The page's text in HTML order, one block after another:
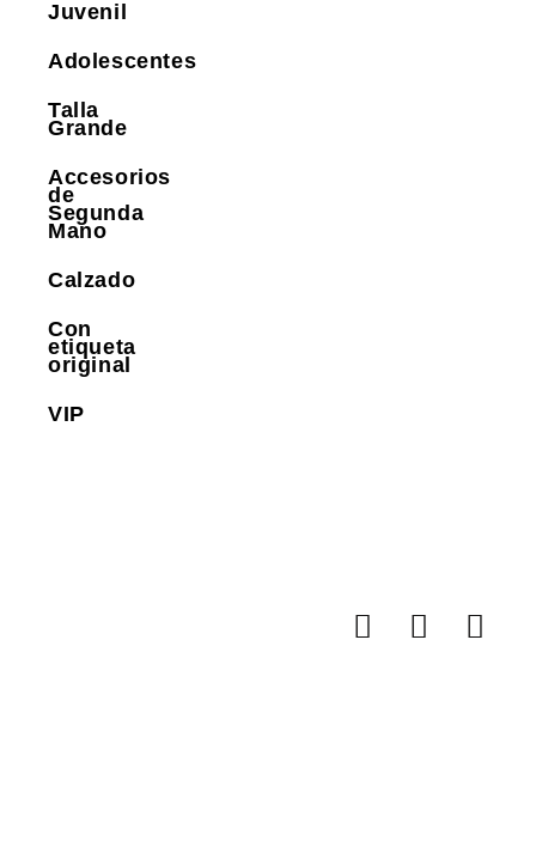
Juvenil
Adolescentes
Talla
Grande
Accesorios
de
Segunda
Mano
Calzado
Con
etiqueta
original
VIP